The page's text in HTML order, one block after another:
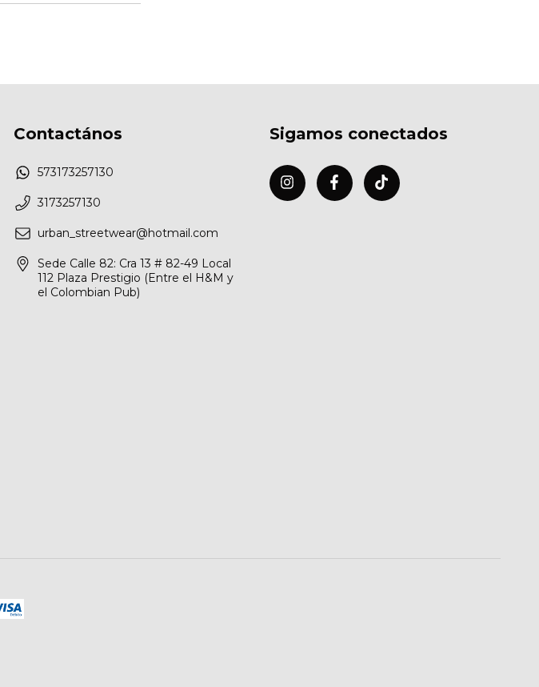
Contactános
573173257130
3173257130
urban_streetwear@hotmail.com
Sede Calle 82: Cra 13 # 82-49 Local
112 Plaza Prestigio (Entre el H&M y
el Colombian Pub)
Sigamos conectados